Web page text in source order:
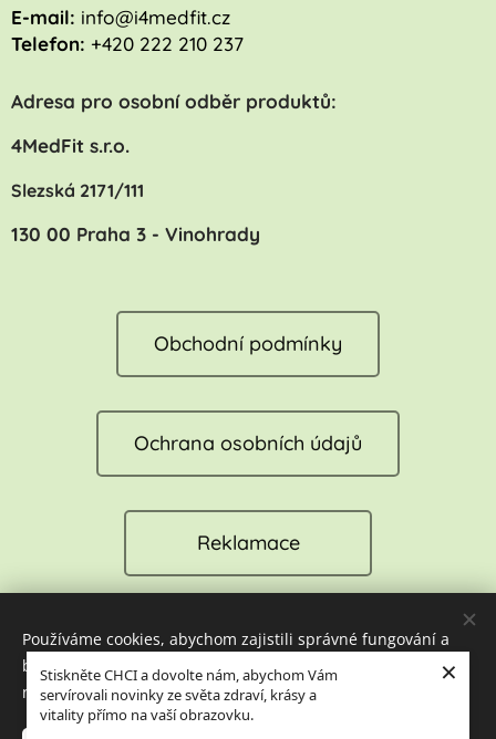
Stiskněte CHCI a dovolte nám, abychom Vám
servírovali novinky ze světa zdraví, krásy a
vitality přímo na vaší obrazovku.
×
E-mail: info@i4medfit.cz
Telefon: +420 222 210 237
Adresa pro osobní odběr produktů:
4MedFit s.r.o.
Slezská 2171/111
130 00 Praha 3 - Vinohrady
Obchodní podmínky
Ochrana osobních údajů
Reklamace
Cookies
Jazyky
Čeština
Používáme cookies, abychom zajistili správné fungování a
bezpečnost našich stránek. Tím vám můžeme zajistit tu
nejlepší zkušenost při jejich návštěvě.